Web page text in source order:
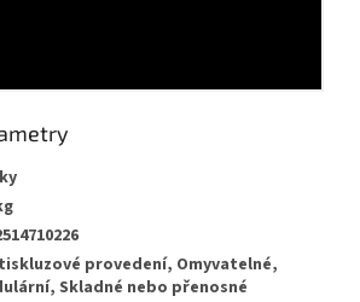
provedení, Omyvatelné,
Skladné nebo přenosné